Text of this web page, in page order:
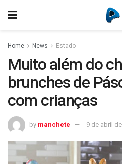
Home News Estado
Muito além do
brunches de
com crianças
by manchete 9 de abril